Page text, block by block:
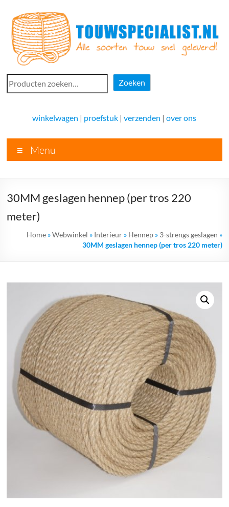
naar
inhoud
Touwspecialist.nl
voor
vele
soorten
goed
advies!
Zoeken
Zoeken
winkelwagen | proefstuk |verzenden |over ons
Menu
30MM geslagen hennep (per tros 220
meter)
Home»Webwinkel » Interieur» Hennep» 3-strengs geslagen »
30MM geslagen hennep (per tros 220 meter)